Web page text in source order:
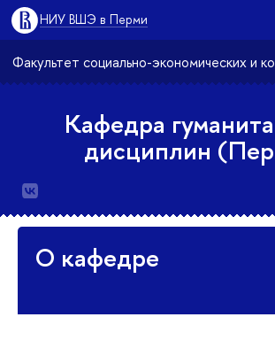
НИУ ВШЭ в Перми
Факультет социально-экономических и
Кафедра
дисциплин
О кафедре